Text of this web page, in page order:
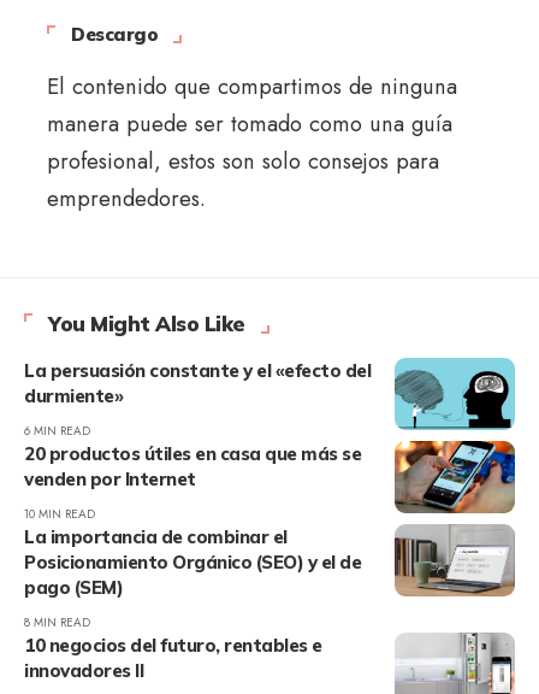
Descargo
El contenido que compartimos de ninguna
manera puede ser tomado como una guía
profesional, estos son solo consejos para
emprendedores.
You Might Also Like
La persuasión constante y el «efecto del
durmiente»
6 MIN READ
20 productos útiles en casa que más se
venden por Internet
10 MIN READ
La importancia de combinar el
Posicionamiento Orgánico (SEO) y el de
pago (SEM)
8 MIN READ
10 negocios del futuro, rentables e
innovadores II